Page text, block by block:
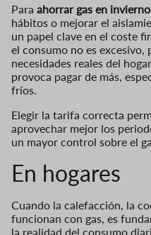
Para ahorrar gas en invierno
hábitos o mejorar el
un papel clave en el coste
el consumo no es excesivo,
necesidades reales del
provoca pagar de más,
fríos.
Elegir la tarifa correcta
aprovechar mejor los
un mayor control sobre el
En hogares
Cuando la calefacción, la
funcionan con gas, es
la realidad del consumo